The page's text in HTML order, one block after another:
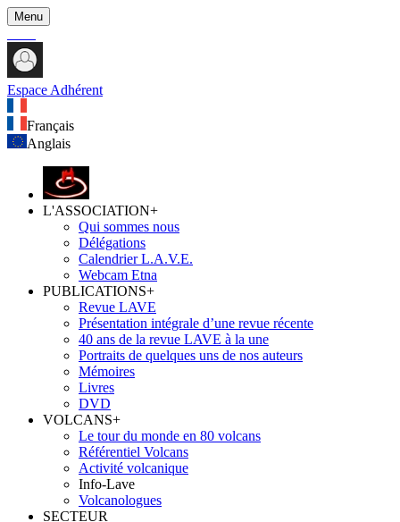
Menu
Espace Adhérent
Français
Anglais
L'ASSOCIATION+
Qui sommes nous
Délégations
Calendrier L.A.V.E.
Webcam Etna
PUBLICATIONS+
Revue LAVE
Présentation intégrale d’une revue récente
40 ans de la revue LAVE à la une
Portraits de quelques uns de nos auteurs
Mémoires
Livres
DVD
VOLCANS+
Le tour du monde en 80 volcans
Référentiel Volcans
Activité volcanique
Info-Lave
Volcanologues
SECTEUR